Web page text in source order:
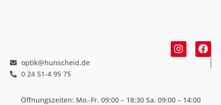
optik@hunscheid.de
0 24 51-4 95 75
Öffnungszeiten: Mo.-Fr. 09:00 – 18:30 Sa. 09:00 – 14:00